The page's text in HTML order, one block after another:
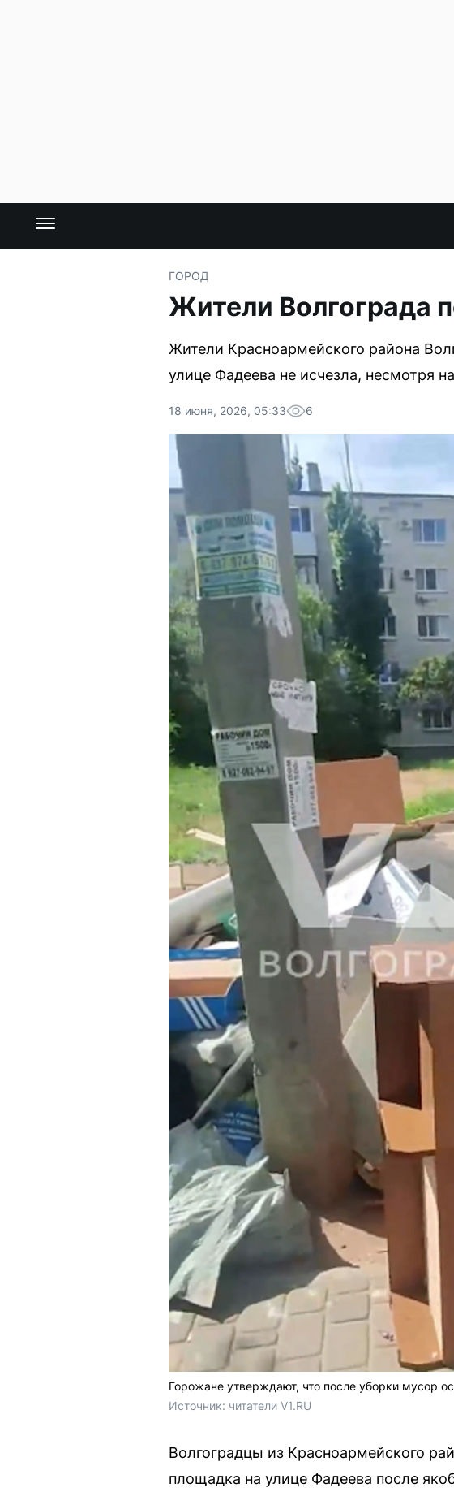
ГОРОД
Жители Волгограда
Жители Красноармейского района
улице Фадеева не исчезла, несмотря
18 июня, 2026, 05:33 6
Горожане утверждают, что после уборки мусор
Источник: читатели V1.RU
Волгоградцы из Красноармейского
площадка на улице Фадеева после